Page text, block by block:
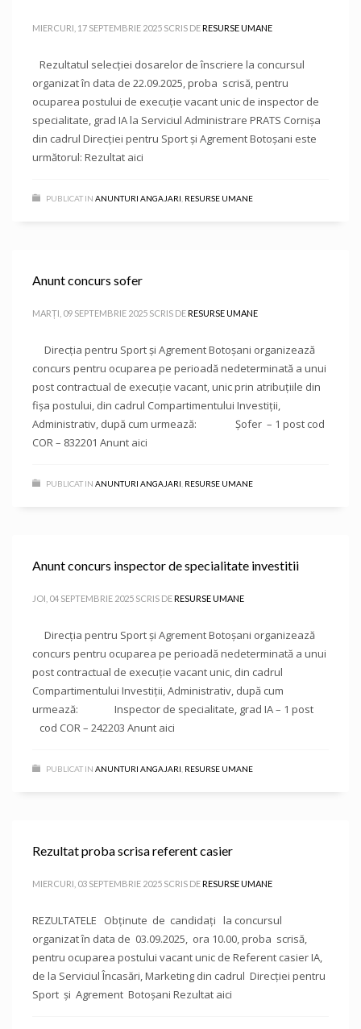
MIERCURI, 17 SEPTEMBRIE 2025 SCRIS DERESURSE UMANE
Rezultatul selecției dosarelor de înscriere la concursul
organizat în data de 22.09.2025, proba scrisă, pentru
ocuparea postului de execuție vacant unic de inspector de
specialitate, grad IA la Serviciul Administrare PRATS Cornișa
din cadrul Direcției pentru Sport și Agrement Botoșani este
următorul: Rezultat aici
PUBLICAT IN ANUNTURI ANGAJARI RESURSE UMANE
Anunt concurs sofer
MARȚI, 09 SEPTEMBRIE 2025 SCRIS DERESURSE UMANE
Direcţia pentru Sport și Agrement Botoşani organizează
concurs pentru ocuparea pe perioadă nedeterminată a unui
post contractual de execuție vacant, unic prin atribuțiile din
fișa postului, din cadrul Compartimentului Investiții,
Administrativ, după cum urmează: Șofer – 1 post cod
COR – 832201 Anunt aici
PUBLICAT IN ANUNTURI ANGAJARI RESURSE UMANE
Anunt concurs inspector de specialitate investitii
JOI, 04 SEPTEMBRIE 2025 SCRIS DERESURSE UMANE
Direcţia pentru Sport și Agrement Botoşani organizează
concurs pentru ocuparea pe perioadă nedeterminată a unui
post contractual de execuție vacant unic, din cadrul
Compartimentului Investiții, Administrativ, după cum
urmează: Inspector de specialitate, grad IA – 1 post
cod COR – 242203 Anunt aici
PUBLICAT IN ANUNTURI ANGAJARI RESURSE UMANE
Rezultat proba scrisa referent casier
MIERCURI, 03 SEPTEMBRIE 2025 SCRIS DERESURSE UMANE
REZULTATELE Obținute de candidați la concursul
organizat în data de 03.09.2025, ora 10.00, proba scrisă,
pentru ocuparea postului vacant unic de Referent casier IA,
de la Serviciul Încasări, Marketing din cadrul Direcției pentru
Sport și Agrement Botoșani Rezultat aici